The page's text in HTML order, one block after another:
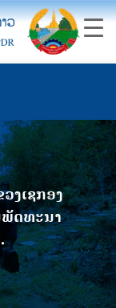
ງເຊກອງ
ດທະນາ